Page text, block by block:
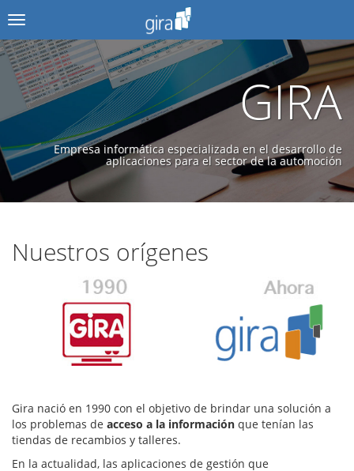
GIRA
Empresa informática especializada en el desarrollo de
aplicaciones para el sector de la automoción
Nuestros orígenes
Gira nació en 1990 con el objetivo de brindar una solución a
los problemas de acceso a la información que tenían las
tiendas de recambios y talleres.
En la actualidad, las aplicaciones de gestión que